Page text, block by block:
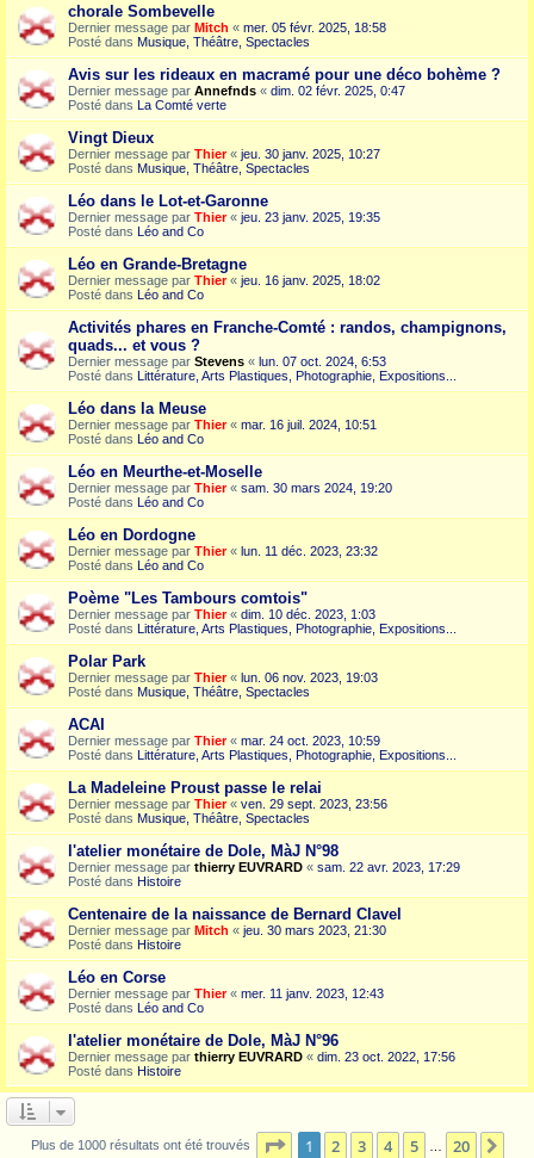
chorale Sombevelle
Dernier message par Mitch « mer. 05 févr. 2025, 18:58
Posté dans Musique, Théâtre, Spectacles
Avis sur les rideaux en macramé pour une déco bohème ?
Dernier message par Annefnds « dim. 02 févr. 2025, 0:47
Posté dans La Comté verte
Vingt Dieux
Dernier message par Thier« jeu. 30 janv. 2025, 10:27
Posté dans Musique, Théâtre, Spectacles
Léo dans le Lot-et-Garonne
Dernier message par Thier« jeu. 23 janv. 2025, 19:35
Posté dans Léo and Co
Léo en Grande-Bretagne
Dernier message par Thier« jeu. 16 janv. 2025, 18:02
Posté dans Léo and Co
Activités phares en Franche-Comté : randos, champignons,
quads... et vous ?
Dernier message par Stevens « lun. 07 oct. 2024, 6:53
Posté dans Littérature, Arts Plastiques, Photographie, Expositions...
Léo dans la Meuse
Dernier message par Thier« mar. 16 juil. 2024, 10:51
Posté dans Léo and Co
Léo en Meurthe-et-Moselle
Dernier message par Thier« sam. 30 mars 2024, 19:20
Posté dans Léo and Co
Léo en Dordogne
Dernier message par Thier« lun. 11 déc. 2023, 23:32
Posté dans Léo and Co
Poème "Les Tambours comtois"
Dernier message par Thier« dim. 10 déc. 2023, 1:03
Posté dans Littérature, Arts Plastiques, Photographie, Expositions...
Polar Park
Dernier message par Thier« lun. 06 nov. 2023, 19:03
Posté dans Musique, Théâtre, Spectacles
ACAI
Dernier message par Thier« mar. 24 oct. 2023, 10:59
Posté dans Littérature, Arts Plastiques, Photographie, Expositions...
La Madeleine Proust passe le relai
Dernier message par Thier« ven. 29 sept. 2023, 23:56
Posté dans Musique, Théâtre, Spectacles
l'atelier monétaire de Dole, MàJ N°98
Dernier message par thierry EUVRARD « sam. 22 avr. 2023, 17:29
Posté dans Histoire
Centenaire de la naissance de Bernard Clavel
Dernier message par Mitch « jeu. 30 mars 2023, 21:30
Posté dans Histoire
Léo en Corse
Dernier message par Thier« mer. 11 janv. 2023, 12:43
Posté dans Léo and Co
l'atelier monétaire de Dole, MàJ N°96
Dernier message par thierry EUVRARD « dim. 23 oct. 2022, 17:56
Posté dans Histoire
Plus de 1000 résultats ont été trouvés Page 1sur20
1 2 3 4 5 20